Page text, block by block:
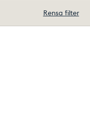
Rensa filter